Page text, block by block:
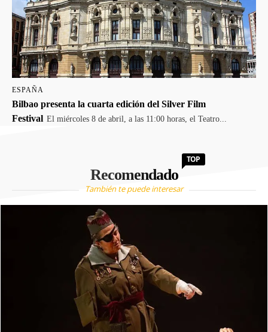
ESPAÑA
Bilbao presenta la cuarta edición del Silver Film
Festival El miércoles 8 de abril, a las 11:00 horas, el Teatro...
Recomendado
TOP
También te puede interesar